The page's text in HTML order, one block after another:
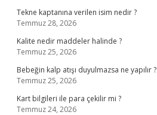
Tekne kaptanına verilen isim nedir ?
Temmuz 28, 2026
Kalite nedir maddeler halinde ?
Temmuz 25, 2026
Bebeğin kalp atışı duyulmazsa ne yapılır ?
Temmuz 25, 2026
Kart bilgileri ile para çekilir mi ?
Temmuz 24, 2026